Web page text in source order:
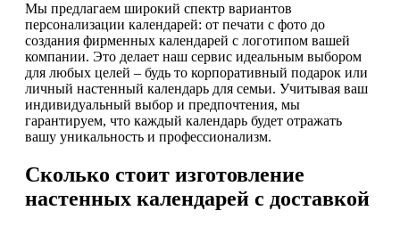
Мы предлагаем широкий спектр вариантов
персонализации календарей: от печати с фото до
создания фирменных календарей с логотипом вашей
компании. Это делает наш сервис идеальным выбором
для любых целей – будь то корпоративный подарок или
личный настенный календарь для семьи. Учитывая ваш
индивидуальный выбор и предпочтения, мы
гарантируем, что каждый календарь будет отражать
вашу уникальность и профессионализм.
Сколько стоит изготовление
настенных календарей с доставкой